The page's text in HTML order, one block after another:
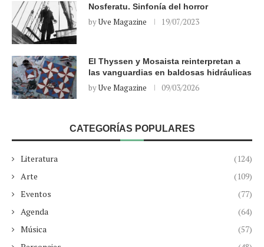
Nosferatu. Sinfonía del horror
byUve Magazine 19/07/2023
El Thyssen y Mosaista reinterpretan a
las vanguardias en baldosas hidráulicas
byUve Magazine 09/03/2026
CATEGORÍAS POPULARES
Literatura
(124)
Arte
(109)
Eventos
(77)
Agenda
(64)
Música
(57)